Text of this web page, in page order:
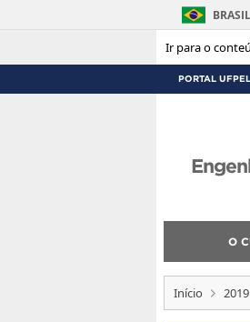
Ir para o
BRASIL
PORTAL UFPEL
O
Início 2019